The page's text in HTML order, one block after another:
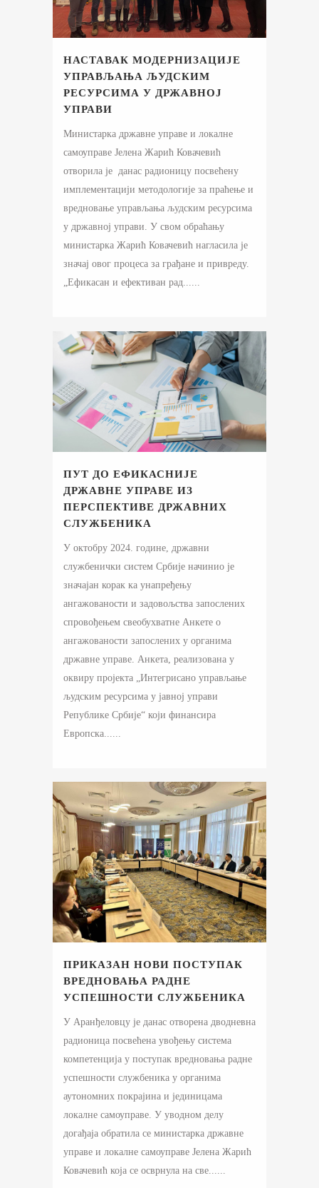
НАСТАВАК МОДЕРНИЗАЦИЈЕ
УПРАВЉАЊА ЉУДСКИМ
РЕСУРСИМА У ДРЖАВНОЈ
УПРАВИ
Министарка државне управе и локалне
самоуправе Јелена Жарић Ковачевић
отворила је данас радионицу посвећену
имплементацији методологије за праћење и
вредновање управљања људским ресурсима
у државној управи. У свом обраћању
министарка Жарић Ковачевић нагласила је
значај овог процеса за грађане и привреду.
„Ефикасан и ефективан рад......
ПУТ ДО ЕФИКАСНИЈЕ
ДРЖАВНЕ УПРАВЕ ИЗ
ПЕРСПЕКТИВЕ ДРЖАВНИХ
СЛУЖБЕНИКА
У октобру 2024. године, државни
службенички систем Србије начинио је
значајан корак ка унапређењу
ангажованости и задовољства запослених
спровођењем свеобухватне Анкете о
ангажованости запослених у органима
државне управе. Анкета, реализована у
оквиру пројекта „Интегрисано управљање
људским ресурсима у јавној управи
Републике Србије“ који финансира
Европска......
ПРИКАЗАН НОВИ ПОСТУПАК
ВРЕДНОВАЊА РАДНЕ
УСПЕШНОСТИ СЛУЖБЕНИКА
У Аранђеловцу је данас отворена дводневна
радионица посвећена увођењу система
компетенција у поступак вредновања радне
успешности службеника у органима
аутономних покрајина и јединицама
локалне самоуправе. У уводном делу
догађаја обратила се министарка државне
управе и локалне самоуправе Јелена Жарић
Ковачевић која се осврнула на све......